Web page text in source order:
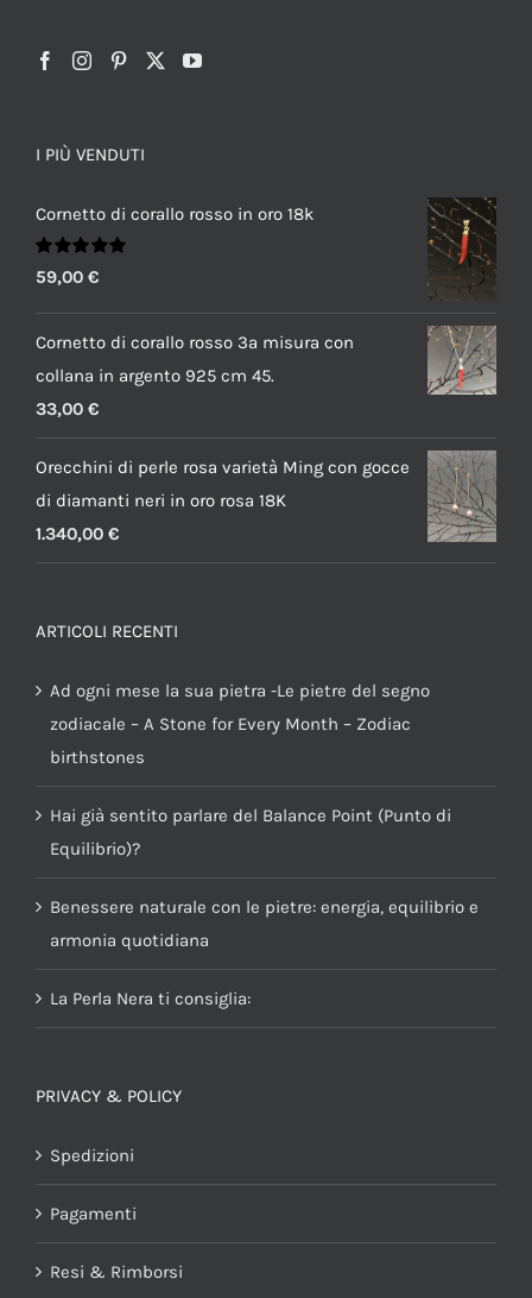
I PIÙ VENDUTI
Cornetto di corallo rosso in oro 18k
Valutato
5.00 su 5
59,00 €
Cornetto di corallo rosso 3a misura con
collana in argento 925 cm 45.
33,00 €
Orecchini di perle rosa varietà Ming con gocce
di diamanti neri in oro rosa 18K
1.340,00 €
ARTICOLI RECENTI
Ad ogni mese la sua pietra -Le pietre del segno
zodiacale – A Stone for Every Month – Zodiac
birthstones
Hai già sentito parlare del Balance Point (Punto di
Equilibrio)?
Benessere naturale con le pietre: energia, equilibrio e
armonia quotidiana
La Perla Nera ti consiglia:
PRIVACY & POLICY
Spedizioni
Pagamenti
Resi & Rimborsi